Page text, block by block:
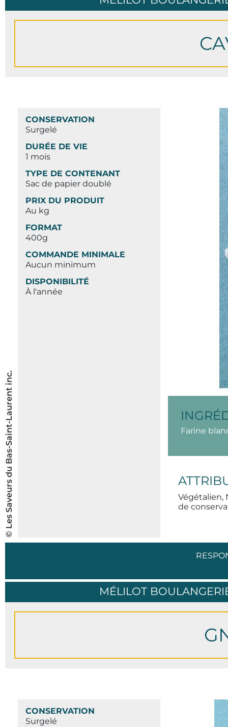
© Les Saveurs du Bas-Saint-Laurent inc.
CONSERVATION
Surgelé
DURÉE DE VIE
1 mois
TYPE DE CONTENANT
Sac de papier doublé
PRIX DU PRODUIT
Au kg
FORMAT
400g
COMMANDE MINIMALE
Aucun minimum
DISPONIBILITÉ
À l'année
Farine
Végétalien,
de
MÉLILOT
CONSERVATION
Surgelé